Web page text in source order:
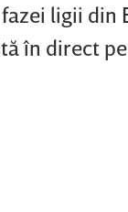
ligii din
în direct pe